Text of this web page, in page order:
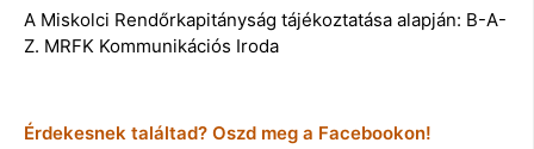
A Miskolci Rendőrkapitányság tájékoztatása alapján: B-A-
Z. MRFK Kommunikációs Iroda
Érdekesnek találtad? Oszd meg a Facebookon!